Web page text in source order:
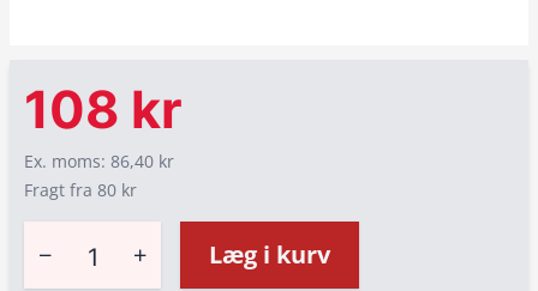
108 kr
Ex. moms: 86,40 kr
Fragt fra 80 kr
− + Læg i kurv